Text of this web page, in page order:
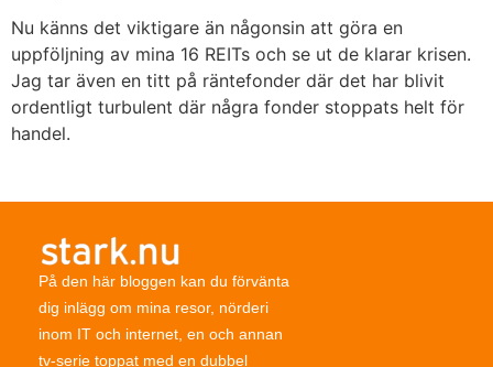
Nu känns det viktigare än någonsin att göra en
uppföljning av mina 16 REITs och se ut de klarar krisen.
Jag tar även en titt på räntefonder där det har blivit
ordentligt turbulent där några fonder stoppats helt för
handel.
På den här bloggen kan du förvänta
dig inlägg om mina resor, nörderi
inom IT och internet, en och annan
tv-serie toppat med en dubbel